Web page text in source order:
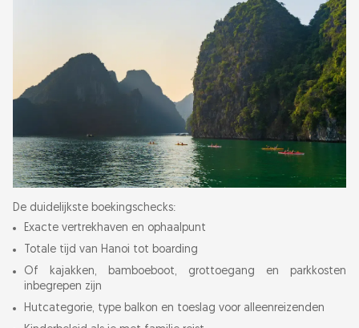
De duidelijkste boekingschecks:
Exacte vertrekhaven en ophaalpunt
Totale tijd van Hanoi tot boarding
Of kajakken, bamboeboot, grottoegang en parkkosten
inbegrepen zijn
Hutcategorie, type balkon en toeslag voor alleenreizenden